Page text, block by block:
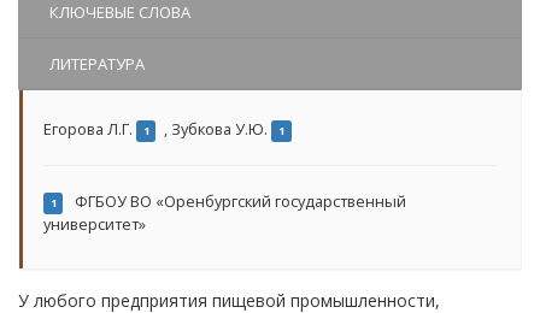
КЛЮЧЕВЫЕ СЛОВА
ЛИТЕРАТУРА
Егорова Л.Г. 1 , Зубкова У.Ю. 1
1
ФГБОУ ВО «Оренбургский государственный
университет»
У любого предприятия пищевой промышленности,